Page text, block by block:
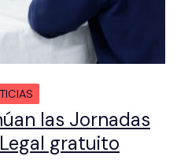
las Jornadas
gratuito